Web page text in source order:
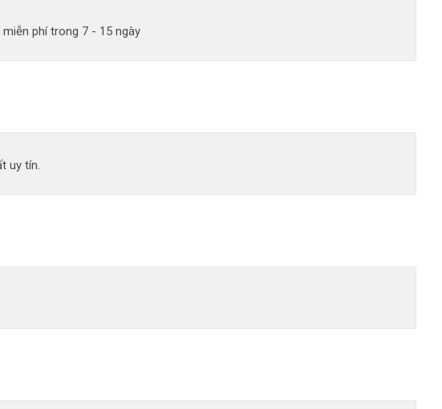
phí trong 7 - 15 ngày
uy tín.